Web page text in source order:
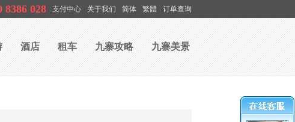
8386 028 支付中心 关于我们 简体 繁體 订单查询
酒店 租车 九寨攻略 九寨美景